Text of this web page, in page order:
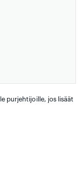
purjehtijoille, jos lisäät